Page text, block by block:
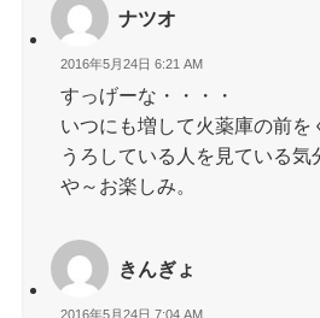
ナツオ
2016年5月24日 6:21 AM
すっげーな・・・・
いつにも増して火薬庫の前を
うろしている人を見ている気
や～お楽しみ。
きんぎょ
2016年5月24日 7:04 AM